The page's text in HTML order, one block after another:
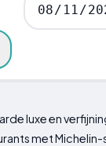
luxe en
met